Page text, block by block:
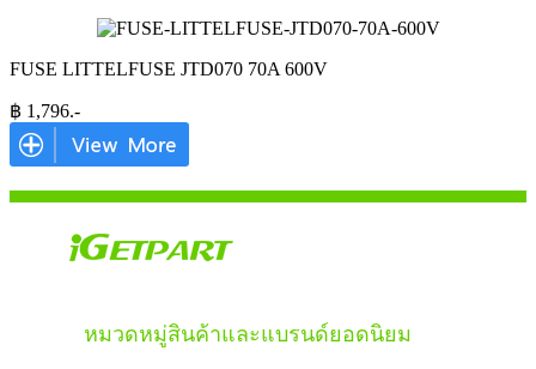
FUSE LITTELFUSE JTD070 70A 600V
฿ 1,796.-
หมวดหมู่สินค้าและแบรนด์ยอดนิยม